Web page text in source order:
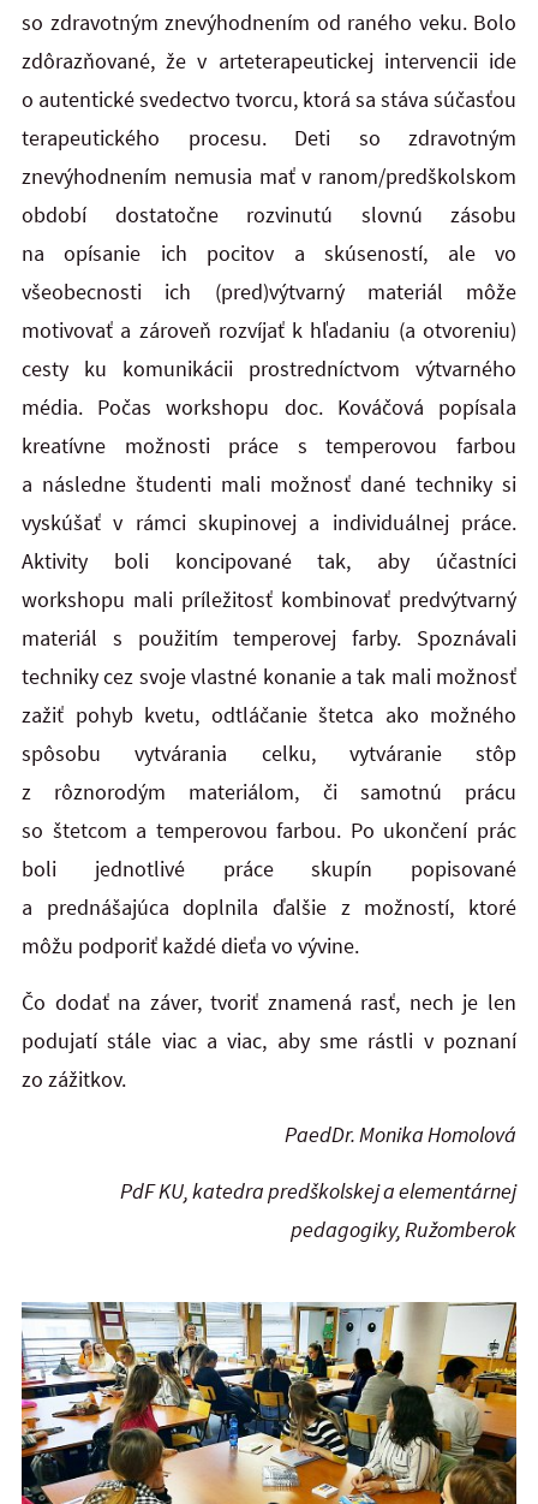
so zdravotným znevýhodnením od raného veku. Bolo
zdôrazňované, že v arteterapeutickej intervencii ide
o autentické svedectvo tvorcu, ktorá sa stáva súčasťou
terapeutického procesu. Deti so zdravotným
znevýhodnením nemusia mať v ranom/predškolskom
období dostatočne rozvinutú slovnú zásobu
na opísanie ich pocitov a skúseností, ale vo
všeobecnosti ich (pred)výtvarný materiál môže
motivovať a zároveň rozvíjať k hľadaniu (a otvoreniu)
cesty ku komunikácii prostredníctvom výtvarného
média. Počas workshopu doc. Kováčová popísala
kreatívne možnosti práce s temperovou farbou
a následne študenti mali možnosť dané techniky si
vyskúšať v rámci skupinovej a individuálnej práce.
Aktivity boli koncipované tak, aby účastníci
workshopu mali príležitosť kombinovať predvýtvarný
materiál s použitím temperovej farby. Spoznávali
techniky cez svoje vlastné konanie a tak mali možnosť
zažiť pohyb kvetu, odtláčanie štetca ako možného
spôsobu vytvárania celku, vytváranie stôp
z rôznorodým materiálom, či samotnú prácu
so štetcom a temperovou farbou. Po ukončení prác
boli jednotlivé práce skupín popisované
a prednášajúca doplnila ďalšie z možností, ktoré
môžu podporiť každé dieťa vo vývine.
Čo dodať na záver, tvoriť znamená rasť, nech je len
podujatí stále viac a viac, aby sme rástli v poznaní
zo zážitkov.
PaedDr. Monika Homolová
PdF KU, katedra predškolskej a elementárnej
pedagogiky, Ružomberok